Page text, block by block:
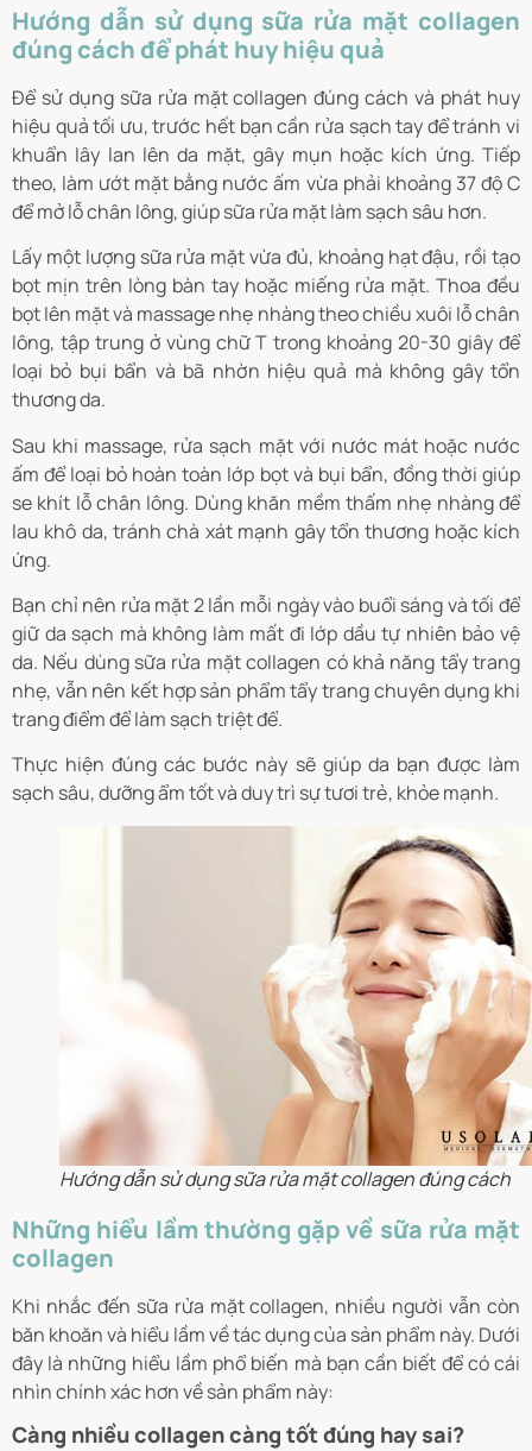
Hướng dẫn sử dụng sữa rửa mặt collagen
đúng cách để phát huy hiệu quả
Để sử dụng sữa rửa mặt collagen đúng cách và phát huy
hiệu quả tối ưu, trước hết bạn cần rửa sạch tay để tránh vi
khuẩn lây lan lên da mặt, gây mụn hoặc kích ứng. Tiếp
theo, làm ướt mặt bằng nước ấm vừa phải khoảng 37 độ C
để mở lỗ chân lông, giúp sữa rửa mặt làm sạch sâu hơn.
Lấy một lượng sữa rửa mặt vừa đủ, khoảng hạt đậu, rồi tạo
bọt mịn trên lòng bàn tay hoặc miếng rửa mặt. Thoa đều
bọt lên mặt và massage nhẹ nhàng theo chiều xuôi lỗ chân
lông, tập trung ở vùng chữ T trong khoảng 20-30 giây để
loại bỏ bụi bẩn và bã nhờn hiệu quả mà không gây tổn
thương da.
Sau khi massage, rửa sạch mặt với nước mát hoặc nước
ấm để loại bỏ hoàn toàn lớp bọt và bụi bẩn, đồng thời giúp
se khít lỗ chân lông. Dùng khăn mềm thấm nhẹ nhàng để
lau khô da, tránh chà xát mạnh gây tổn thương hoặc kích
ứng.
Bạn chỉ nên rửa mặt 2 lần mỗi ngày vào buổi sáng và tối để
giữ da sạch mà không làm mất đi lớp dầu tự nhiên bảo vệ
da. Nếu dùng sữa rửa mặt collagen có khả năng tẩy trang
nhẹ, vẫn nên kết hợp sản phẩm tẩy trang chuyên dụng khi
trang điểm để làm sạch triệt để.
Thực hiện đúng các bước này sẽ giúp da bạn được làm
sạch sâu, dưỡng ẩm tốt và duy trì sự tươi trẻ, khỏe mạnh.
Hướng dẫn sử dụng sữa rửa mặt collagen đúng cách
Những hiểu lầm thường gặp về sữa rửa mặt
collagen
Khi nhắc đến sữa rửa mặt collagen, nhiều người vẫn còn
băn khoăn và hiểu lầm về tác dụng của sản phẩm này. Dưới
đây là những hiểu lầm phổ biến mà bạn cần biết để có cái
nhìn chính xác hơn về sản phẩm này:
Càng nhiều collagen càng tốt đúng hay sai?